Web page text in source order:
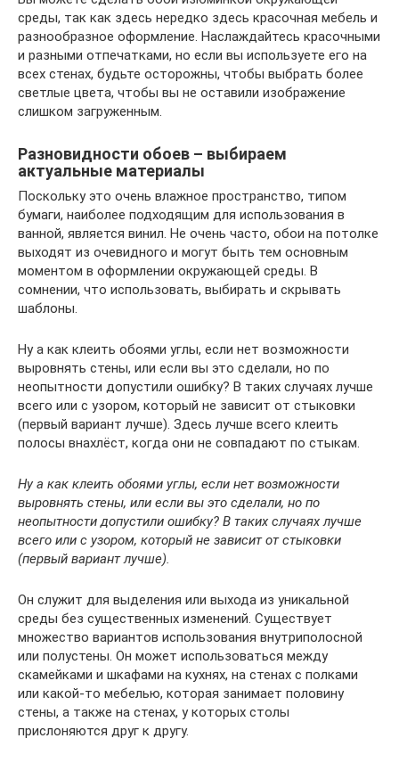
среды, так как здесь нередко здесь красочная мебель и
разнообразное оформление. Наслаждайтесь красочными
и разными отпечатками, но если вы используете его на
всех стенах, будьте осторожны, чтобы выбрать более
светлые цвета, чтобы вы не оставили изображение
слишком загруженным.
Разновидности обоев – выбираем
актуальные материалы
Поскольку это очень влажное пространство, типом
бумаги, наиболее подходящим для использования в
ванной, является винил. Не очень часто, обои на потолке
выходят из очевидного и могут быть тем основным
моментом в оформлении окружающей среды. В
сомнении, что использовать, выбирать и скрывать
шаблоны.
Ну а как клеить обоями углы, если нет возможности
выровнять стены, или если вы это сделали, но по
неопытности допустили ошибку? В таких случаях лучше
всего или с узором, который не зависит от стыковки
(первый вариант лучше). Здесь лучше всего клеить
полосы внахлёст, когда они не совпадают по стыкам.
Ну а как клеить обоями углы, если нет возможности
выровнять стены, или если вы это сделали, но по
неопытности допустили ошибку? В таких случаях лучше
всего или с узором, который не зависит от стыковки
(первый вариант лучше).
Он служит для выделения или выхода из уникальной
среды без существенных изменений. Существует
множество вариантов использования внутриполосной
или полустены. Он может использоваться между
скамейками и шкафами на кухнях, на стенах с полками
или какой-то мебелью, которая занимает половину
стены, а также на стенах, у которых столы
прислоняются друг к другу.